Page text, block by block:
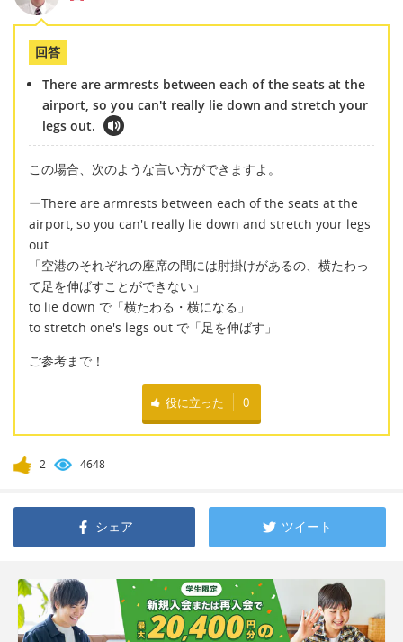
回答
There are armrests between each of the seats at the
airport, so you can't really lie down and stretch your
legs out.
この場合、次のような言い方ができますよ。
ーThere are armrests between each of the seats at the
airport, so you can't really lie down and stretch your legs
out.
「空港のそれぞれの座席の間には肘掛けがあるの、横たわっ
て足を伸ばすことができない」
to lie down で「横たわる・横になる」
to stretch one's legs out で「足を伸ばす」
ご参考まで！
役に立った 0
2 4648
シェア ツイート